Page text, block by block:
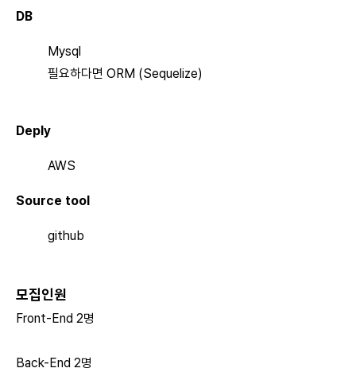
DB
Mysql
필요하다면 ORM (Sequelize)
Deply
AWS
Source tool
github
모집인원
Front-End 2명
Back-End 2명